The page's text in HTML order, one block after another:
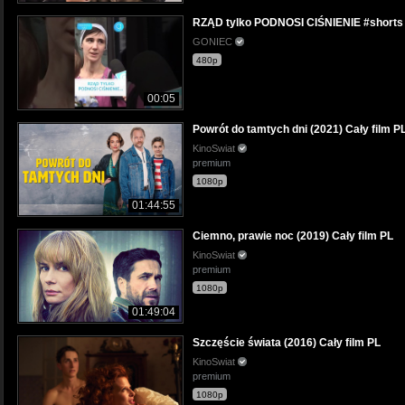
00:05
RZĄD tylko PODNOSI CIŚNIENIE #shorts
GONIEC
480p
01:44:55
Powrót do tamtych dni (2021) Cały film
KinoSwiat
premium
1080p
01:49:04
Ciemno, prawie noc (2019) Cały film PL
KinoSwiat
premium
1080p
Szczęście świata (2016) Cały film PL
KinoSwiat
premium
1080p